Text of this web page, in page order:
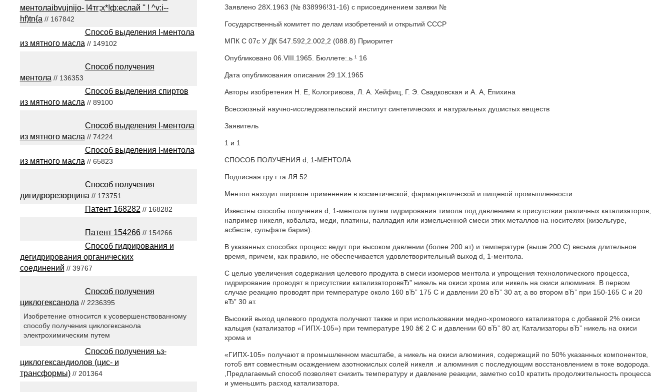
Заявлено 28Х.1963 (№ 838996!31-16) с присоединением заявки №
Государственный комитет по делам изобретений и открытий СССР
МПК С 07с У ДК 547.592,2.002,2 (088.8) Приоритет
Опубликовано 06.VIII.1965. Бюллете:.ь ¹ 16
Дата опубликования описания 29.1Х.1965
Авторы изобретения Н. Е, Кологривова, Л. А. Хейфиц, Г. Э. Свадковская и А. А, Епихина
Всесоюзный научно-исследовательский институт синтетических и натуральных душистых веществ
Заявитель
1 и 1
СПОСОБ ПОЛУЧЕНИЯ d, 1-МЕНТОЛА
Подписная гру г га ЛЯ 52
Ментол находит широкое применение в косметической, фармацевтической и пищевой промышленности.
Известны способы получения d, 1-ментола путем гидрирования тимола под давлением в присутствии различных катализаторов,
например никеля, кобальта, меди, платины, палладия или измельченной смеси этих металлов на носителях (кизельгуре,
асбесте, сульфате бария).
В указанных способах процесс ведут при высоком давлении (более 200 ат) и температуре (выше 200 С) весьма длительное
время, причем, как правило, не обеспечивается удовлетворительный выход d, 1-ментола.
С целью увеличения содержания целевого продукта в смеси изомеров ментола и упрощения технологического процесса,
гидрирование проводят в присутствии катализатороввЂ” никель на окиси хрома или никель на окиси алюминия. В первом
случае реакцию проводят при температуре около 160 вЂ” 175 С и давлении 20 вЂ” 30 ат, а во втором вЂ” при 150-165 С и 20
вЂ” 30 ат.
Высокий выход целевого продукта получают также и при использовании медно-хромового катализатора с добавкой 2% окиси
кальция (катализатор «ГИПХ-105») при температуре 190 â€ 2 С и давлении 60 вЂ” 80 ат, Катализаторы вЂ” никель на окиси
хрома и
«ГИПХ-105» получают в промышленном масштабе, а никель на окиси алюминия, содержащий по 50% указанных компонентов,
гото5 вят совместным осаждением азотнокислых солей никеля .и алюминия с последующим восстановлением в токе водорода.
,Предлагаемый способ позволяет снизить температуру и давление реакции, заметно со10 кратить продолжительность процесса
и уменьшить расход катализатора.
ментолаibvujnijo- |4тг;х*!ф:еслай '' ! ^v:i--
hf)tn{a // 167842
Способ выделения l-ментола
из мятного масла // 149102
Способ получения
ментола // 136353
Способ выделения спиртов
из мятного масла // 89100
Способ выделения l-ментола
из мятного масла // 74224
Способ выделения l-ментола
из мятного масла // 65823
Способ получения
дигидрорезорцина // 173751
Патент 168282 // 168282
Патент 154266// 154266
Способ гидрирования и
дегидрирования органических
соединений // 39767
Способ получения
циклогексанола // 2236395
Изобретение относится к усовершенствованному
способу получения циклогексанола
электрохимическим путем
Способ получения ьз-
циклогександиолов (цис- и
трансформы)// 201364